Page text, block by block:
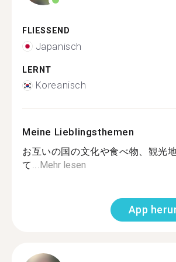
FLIESSEND
Japanisch
LERNT
Koreanisch
Meine Lieblingsthemen
お互いの国の文化や食べ物、観光
て...Mehr lesen
App